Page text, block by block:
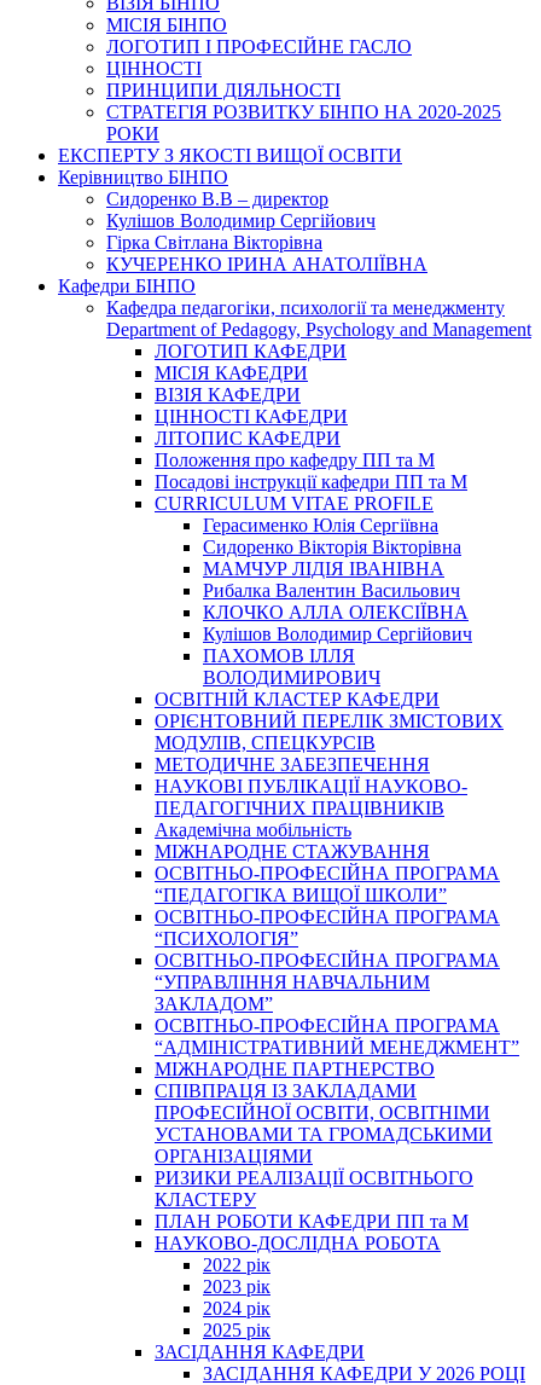
МІСІЯ БІНПО
ЛОГОТИП І ПРОФЕСІЙНЕ ГАСЛО
ЦІННОСТІ
ПРИНЦИПИ ДІЯЛЬНОСТІ
СТРАТЕГІЯ РОЗВИТКУ БІНПО НА 2020-2025
РОКИ
ЕКСПЕРТУ З ЯКОСТІ ВИЩОЇ ОСВІТИ
Керівництво БІНПО
Сидоренко В.В – директор
Кулішов Володимир Сергійович
Гірка Світлана Вікторівна
КУЧЕРЕНКО ІРИНА АНАТОЛІЇВНА
Кафедри БІНПО
Кафедра педагогіки, психології та менеджменту
Department of Pedagogy, Psychology and Management
ЛОГОТИП КАФЕДРИ
МІСІЯ КАФЕДРИ
ВІЗІЯ КАФЕДРИ
ЦІННОСТІ КАФЕДРИ
ЛІТОПИС КАФЕДРИ
Положення про кафедру ПП та М
Посадові інструкції кафедри ПП та М
CURRICULUM VITAE PROFILE
Герасименко Юлія Сергіївна
Сидоренко Вікторія Вікторівна
МАМЧУР ЛІДІЯ ІВАНІВНА
Рибалка Валентин Васильович
КЛОЧКО АЛЛА ОЛЕКСІЇВНА
Кулішов Володимир Сергійович
ПАХОМОВ ІЛЛЯ
ВОЛОДИМИРОВИЧ
ОСВІТНІЙ КЛАСТЕР КАФЕДРИ
ОРІЄНТОВНИЙ ПЕРЕЛІК ЗМІСТОВИХ
МОДУЛІВ, СПЕЦКУРСІВ
МЕТОДИЧНЕ ЗАБЕЗПЕЧЕННЯ
НАУКОВІ ПУБЛІКАЦІЇ НАУКОВО-
ПЕДАГОГІЧНИХ ПРАЦІВНИКІВ
Академічна мобільність
МІЖНАРОДНЕ СТАЖУВАННЯ
ОСВІТНЬО-ПРОФЕСІЙНА ПРОГРАМА
“ПЕДАГОГІКА ВИЩОЇ ШКОЛИ”
ОСВІТНЬО-ПРОФЕСІЙНА ПРОГРАМА
“ПСИХОЛОГІЯ”
ОСВІТНЬО-ПРОФЕСІЙНА ПРОГРАМА
“УПРАВЛІННЯ НАВЧАЛЬНИМ
ЗАКЛАДОМ”
ОСВІТНЬО-ПРОФЕСІЙНА ПРОГРАМА
“АДМІНІСТРАТИВНИЙ МЕНЕДЖМЕНТ”
МІЖНАРОДНЕ ПАРТНЕРСТВО
СПІВПРАЦЯ ІЗ ЗАКЛАДАМИ
ПРОФЕСІЙНОЇ ОСВІТИ, ОСВІТНІМИ
УСТАНОВАМИ ТА ГРОМАДСЬКИМИ
ОРГАНІЗАЦІЯМИ
РИЗИКИ РЕАЛІЗАЦІЇ ОСВІТНЬОГО
КЛАСТЕРУ
ПЛАН РОБОТИ КАФЕДРИ ПП та М
НАУКОВО-ДОСЛІДНА РОБОТА
2022 рік
2023 рік
2024 рік
2025 рік
ЗАСІДАННЯ КАФЕДРИ
ЗАСІДАННЯ КАФЕДРИ У 2026 РОЦІ